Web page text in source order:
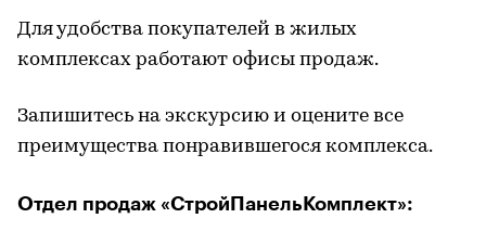
Для удобства покупателей в жилых
комплексах работают офисы продаж.
Запишитесь на экскурсию и оцените все
преимущества понравившегося комплекса.
Отдел продаж «СтройПанельКомплект»: